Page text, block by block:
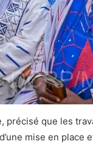
précisé que les
mise en place